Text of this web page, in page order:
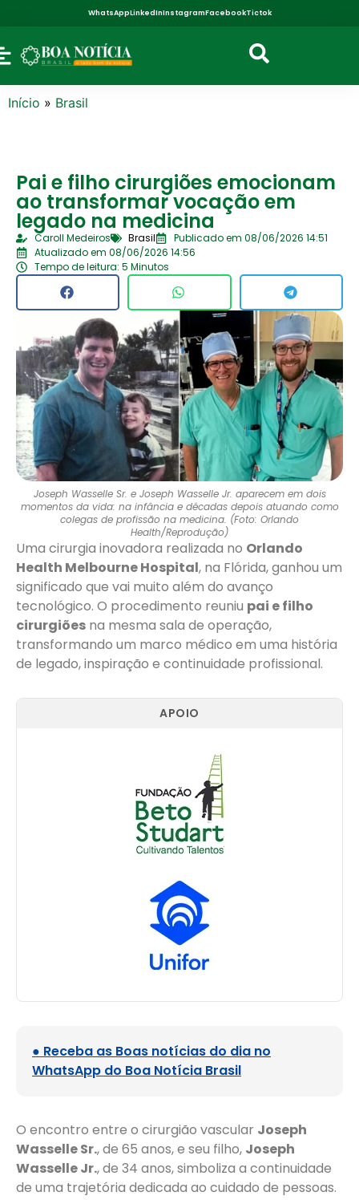
WhatsAppLinkedInInstagramFacebookTictok
Início » Brasil
Pai e filho cirurgiões emocionam
ao transformar vocação em
legado na medicina
Caroll Medeiros Brasil
Publicado em 08/06/2026 14:51
Atualizado em 08/06/2026 14:56
Tempo de leitura: 5 Minutos
Joseph Wasselle Sr. e Joseph Wasselle Jr. aparecem em dois
momentos da vida: na infância e décadas depois atuando como
colegas de profissão na medicina. (Foto: Orlando
Health/Reprodução)
Uma cirurgia inovadora realizada no Orlando
Health Melbourne Hospital, na Flórida, ganhou um
significado que vai muito além do avanço
tecnológico. O procedimento reuniu pai e filho
cirurgiões na mesma sala de operação,
transformando um marco médico em uma história
de legado, inspiração e continuidade profissional.
APOIO
● Receba as Boas notícias do dia no
WhatsApp do Boa Notícia Brasil
O encontro entre o cirurgião vascular Joseph
Wasselle Sr., de 65 anos, e seu filho, Joseph
Wasselle Jr., de 34 anos, simboliza a continuidade
de uma trajetória dedicada ao cuidado de pessoas.